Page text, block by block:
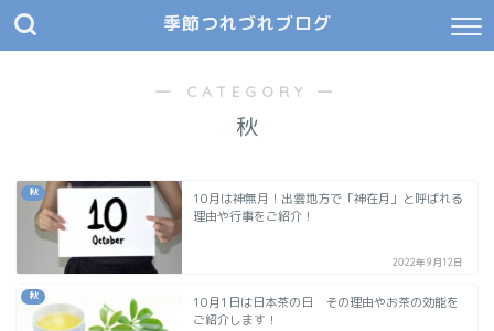
季節つれづれブログ
― CATEGORY ―
秋
秋
10月は神無月！出雲地方で「神在月」と呼ばれる
理由や行事をご紹介！
2022年9月12日
秋
10月1日は日本茶の日 その理由やお茶の効能を
ご紹介します！